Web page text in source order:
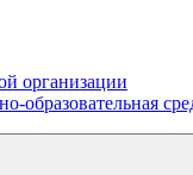
организации
образовательная